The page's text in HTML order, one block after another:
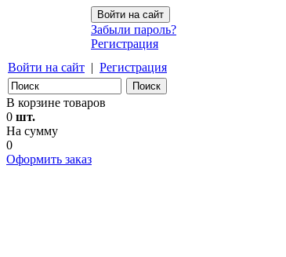
Забыли пароль?
Регистрация
Войти на сайт | Регистрация
В корзине товаров
0 шт.
На сумму
0
Оформить заказ